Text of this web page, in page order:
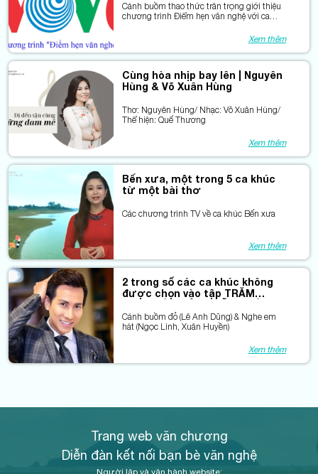
Cánh buồm thao thức trân trọng giới thiệu
chương trình Điểm hẹn văn nghệ với ca
Xem thêm
Cùng hòa nhịp bay lên | Nguyên
Hùng & Võ Xuân Hùng
Thơ: Nguyên Hùng/ Nhạc: Võ Xuân Hùng/
Thể hiện: Quế Thương
Xem thêm
Bến xưa, một trong 5 ca khúc
từ một bài thơ
Các chương trình TV về ca khúc Bến xưa
Xem thêm
2 trong số các ca khúc không
được chọn vào tập TRĂM
Cánh buồm đỏ (Lê Anh Dũng) & Nghe em
hát (Ngọc Linh, Xuân Huyền)
Xem thêm
Trang web văn chương
Diễn đàn kết nối bạn bè văn nghệ
Người lập và vận hành website: